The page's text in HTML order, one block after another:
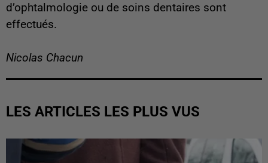
d’ophtalmologie ou de soins dentaires sont
effectués.
Nicolas Chacun
LES ARTICLES LES PLUS VUS